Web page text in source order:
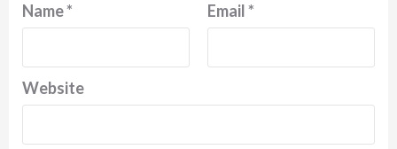
Name* Email*
Website